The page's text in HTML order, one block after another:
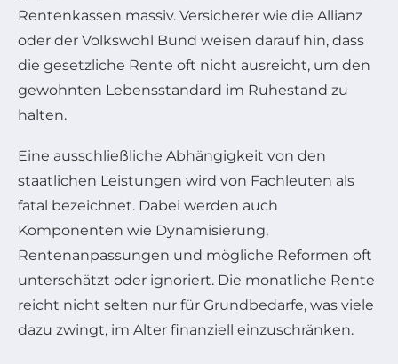
Rentenkassen massiv. Versicherer wie die Allianz
oder der Volkswohl Bund weisen darauf hin, dass
die gesetzliche Rente oft nicht ausreicht, um den
gewohnten Lebensstandard im Ruhestand zu
halten.
Eine ausschließliche Abhängigkeit von den
staatlichen Leistungen wird von Fachleuten als
fatal bezeichnet. Dabei werden auch
Komponenten wie Dynamisierung,
Rentenanpassungen und mögliche Reformen oft
unterschätzt oder ignoriert. Die monatliche Rente
reicht nicht selten nur für Grundbedarfe, was viele
dazu zwingt, im Alter finanziell einzuschränken.